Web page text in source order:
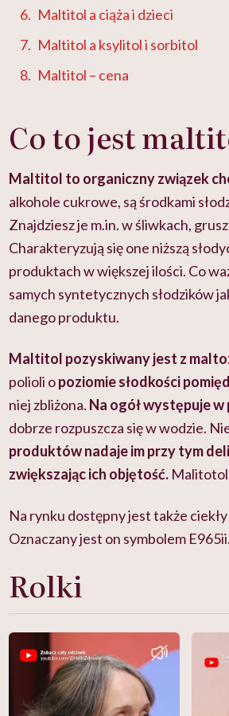
Maltitol a ciąża i dzieci
Maltitol a ksylitol i sorbitol
Maltitol – cena
Co to jest
Maltitol to organiczny związek
alkohole cukrowe, są środkami
Znajdziesz je m.in. w śliwkach,
Charakteryzują się one niższą
produktach w większej ilości. Co
samych syntetycznych słodzików
danego produktu.
Maltitol pozyskiwany jest z
polioli opoziomie słodkości
niej zbliżona. Na ogół występuje
dobrze rozpuszcza się w wodzie.
produktów nadaje im przy tym
zwiększając ich objętość. Malitotol
Na rynku dostępny jest także
Oznaczany jest on symbolem E965ii.
Rolki